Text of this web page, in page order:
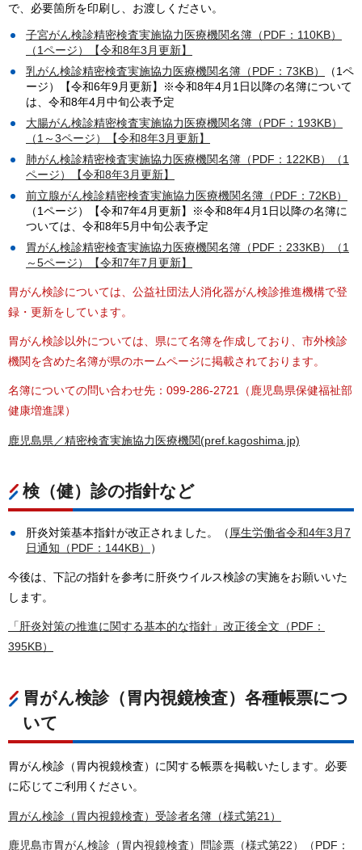
で、必要箇所を印刷し、お渡しください。
子宮がん検診精密検査実施協力医療機関名簿（PDF：110KB）
（1ページ）【令和8年3月更新】
乳がん検診精密検査実施協力医療機関名簿（PDF：73KB）
（1ペ
ージ）【令和6年9月更新】※令和8年4月1日以降の名簿について
は、令和8年4月中旬公表予定
大腸がん検診精密検査実施協力医療機関名簿（PDF：193KB）
（1～3ページ）【令和8年3月更新】
肺がん検診精密検査実施協力医療機関名簿（PDF：122KB）（1
ページ）【令和8年3月更新】
前立腺がん検診精密検査実施協力医療機関名簿（PDF：72KB）
（1ページ）【令和7年4月更新】※令和8年4月1日以降の名簿に
ついては、令和8年5月中旬公表予定
胃がん検診精密検査実施協力医療機関名簿（PDF：233KB）（1
～5ページ）【令和7年7月更新】
胃がん検診については、公益社団法人消化器がん検診推進機構で登
録・更新をしています。
胃がん検診以外については、県にて名簿を作成しており、市外検診
機関を含めた名簿が県のホームページに掲載されております。
名簿についての問い合わせ先：099-286-2721（鹿児島県保健福祉部
健康増進課）
鹿児島県／精密検査実施協力医療機関(pref.kagoshima.jp)
検（健）診の指針など
肝炎対策基本指針が改正されました。（ 厚生労働省令和4年3月7
日通知（PDF：144KB）
）
今後は、下記の指針を参考に肝炎ウイルス検診の実施をお願いいた
します。
「肝炎対策の推進に関する基本的な指針」改正後全文（PDF：
395KB）
胃がん検診（胃内視鏡検査）各種帳票につ
いて
胃がん検診（胃内視鏡検査）に関する帳票を掲載いたします。必要
に応じてご利用ください。
胃がん検診（胃内視鏡検査）受診者名簿（様式第21）
鹿児島市胃がん検診（胃内視鏡検査）問診票（様式第22）（PDF：